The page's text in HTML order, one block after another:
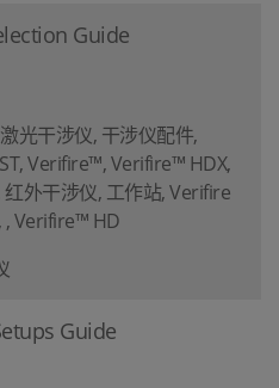
Guide
光干涉仪, 干涉仪配件,
Verifire™, Verifire™ HDX,
外干涉仪, 工作站, Verifire
, Verifire™ HD
Guide